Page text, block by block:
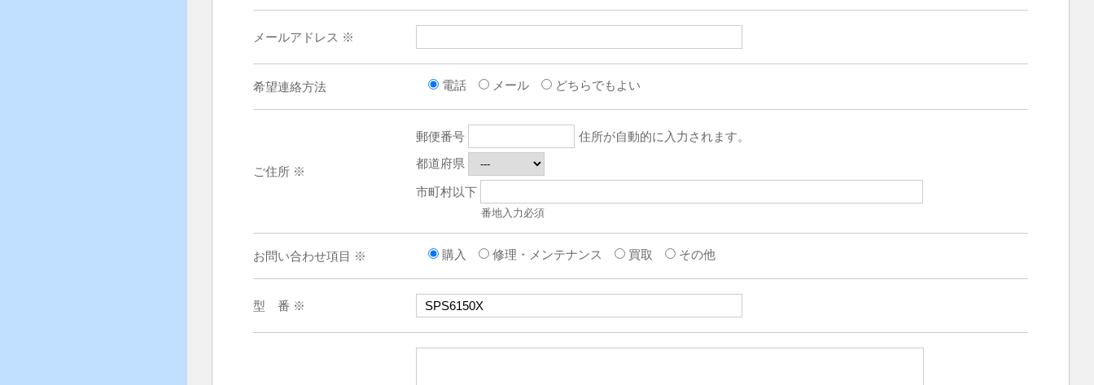
メールアドレス ※
希望連絡方法 電話 メール どちらでもよい
ご住所 ※
郵便番号
住所が自動的に入力されます。
都道府県
市町村以下
番地入力必須
お問い合わせ項目 ※ 購入 修理・メンテナンス 買取 その他
型 番 ※